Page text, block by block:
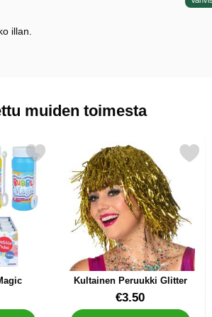
illan.
muiden toimesta
Magic suosikiksi
Kultainen Peruukki Glitter
Tuote.nro 40498€3.50
Merkitse kultainen